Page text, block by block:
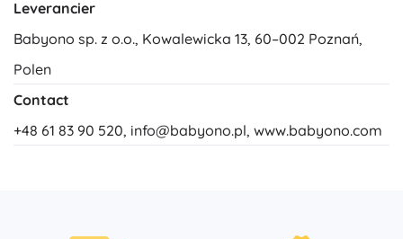
Leverancier
Babyono sp. z o.o., Kowalewicka 13, 60–002 Poznań,
Polen
Contact
+48 61 83 90 520, info@babyono.pl, www.babyono.com